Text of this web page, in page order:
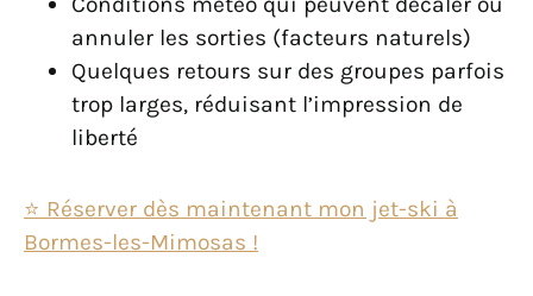
annuler les sorties (facteurs naturels)
Quelques retours sur des groupes parfois
trop larges, réduisant l’impression de
liberté
⭐️ Réserver dès maintenant mon jet-ski à
Bormes-les-Mimosas !